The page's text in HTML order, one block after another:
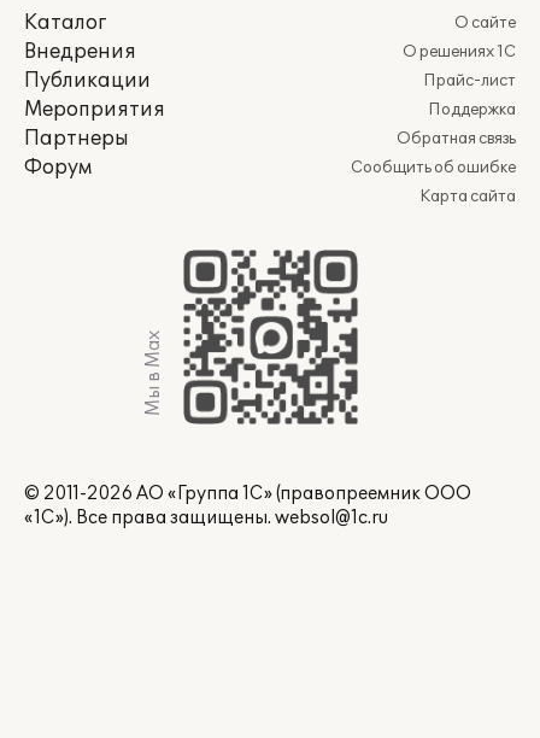
Каталог
Внедрения
Публикации
Мероприятия
Партнеры
Форум
О сайте
О решениях 1С
Прайс-лист
Поддержка
Обратная связь
Сообщить об ошибке
Карта сайта
Мы в Max
© 2011-2026 АО «Группа 1С» (правопреемник ООО
«1С»). Все права защищены. websol@1c.ru